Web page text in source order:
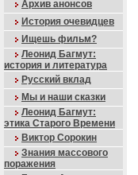
Архив анонсов
История очевидцев
Ищешь фильм?
Леонид Багмут:
история и литература
Русский вклад
Мы и наши сказки
Леонид Багмут:
этика Старого Времени
Виктор Сорокин
Знания массового
поражения